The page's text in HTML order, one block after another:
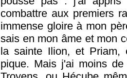
combattre aux premiers
immense gloire à mon
sais en mon âme et mon
la sainte Ilion, et
pique. Mais j'ai moins